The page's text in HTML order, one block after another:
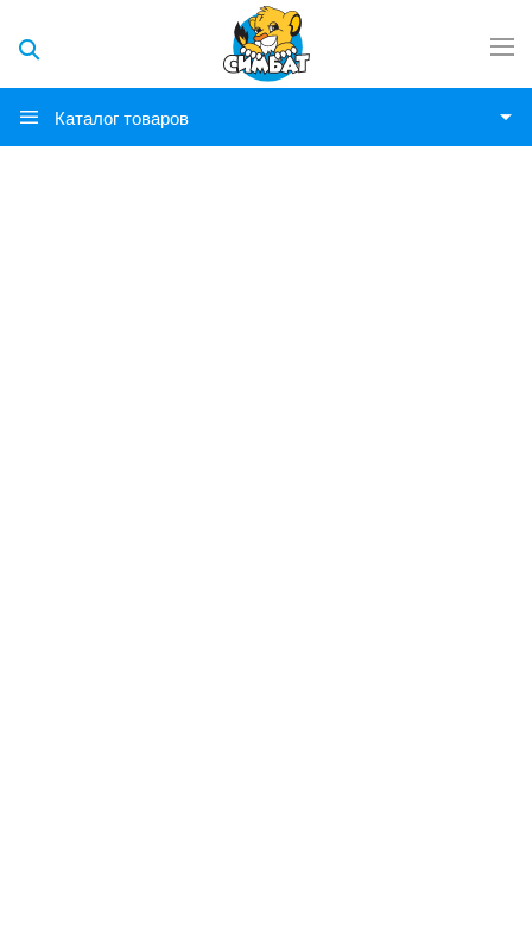
Каталог товаров